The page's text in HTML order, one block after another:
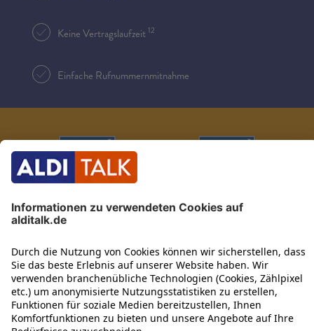
Keine Vertragslaufzeit12
Einfache Rufnummernmitnahme